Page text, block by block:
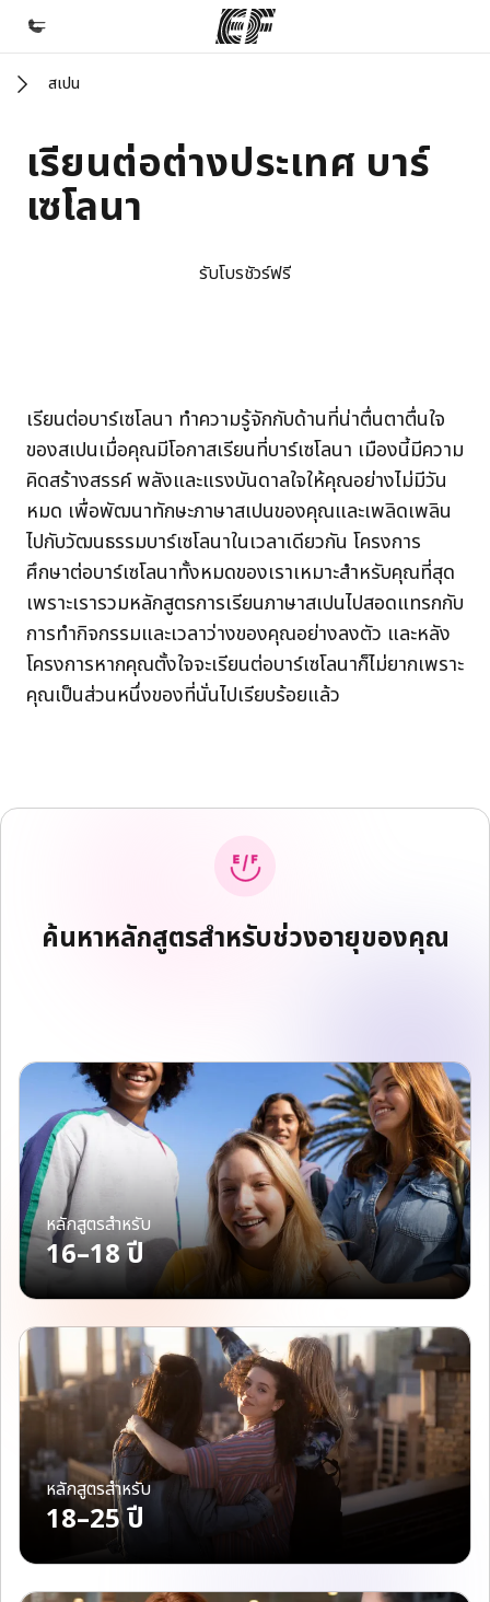
หน้าหลัก
โปรแกรม
ดูโปรแกรมทั้งหมด
อาชีพ
ร่วมงานกับเรา
สเปน
เรียนต่อต่างประเทศ บาร์
เซโลนา
รับโบรชัวร์ฟรี
เรียนต่อบาร์เซโลนา ทำความรู้จักกับด้านที่น่าตื่นตาตื่นใจ
ของสเปนเมื่อคุณมีโอกาสเรียนที่บาร์เซโลนา เมืองนี้มีความ
คิดสร้างสรรค์ พลังและแรงบันดาลใจให้คุณอย่างไม่มีวัน
หมด เพื่อพัฒนาทักษะภาษาสเปนของคุณและเพลิดเพลิน
ไปกับวัฒนธรรมบาร์เซโลนาในเวลาเดียวกัน โครงการ
ศึกษาต่อบาร์เซโลนาทั้งหมดของเราเหมาะสำหรับคุณที่สุด
เพราะเรารวมหลักสูตรการเรียนภาษาสเปนไปสอดแทรกกับ
การทำกิจกรรมและเวลาว่างของคุณอย่างลงตัว และหลัง
โครงการหากคุณตั้งใจจะเรียนต่อบาร์เซโลนาก็ไม่ยากเพราะ
คุณเป็นส่วนหนึ่งของที่นั่นไปเรียบร้อยแล้ว
ค้นหาหลักสูตรสำหรับช่วงอายุของคุณ
หลักสูตรสำหรับ
16–18 ปี
หลักสูตรสำหรับ
18–25 ปี